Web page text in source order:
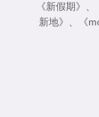
《新假期》 、
新地》 、 《